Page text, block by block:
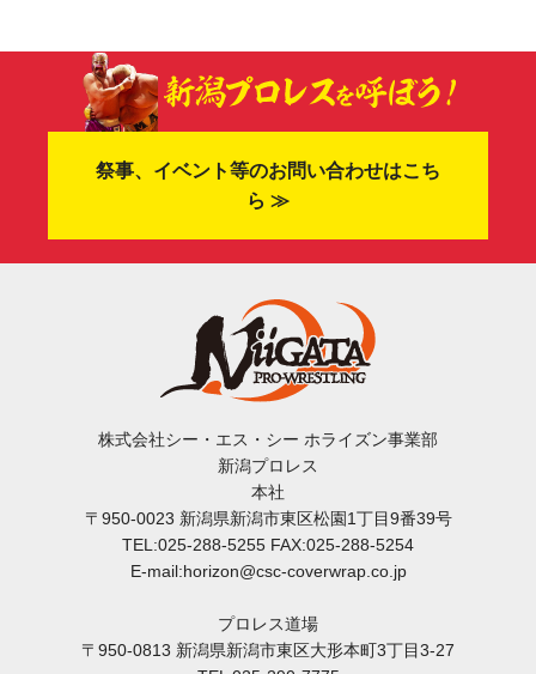
祭事、イベント等のお問い合わせはこち
ら ≫
株式会社シー・エス・シー ホライズン事業部
新潟プロレス
本社
〒950-0023 新潟県新潟市東区松園1丁目9番39号
TEL:025-288-5255 FAX:025-288-5254
E-mail:horizon@csc-coverwrap.co.jp
プロレス道場
〒950-0813 新潟県新潟市東区大形本町3丁目3-27